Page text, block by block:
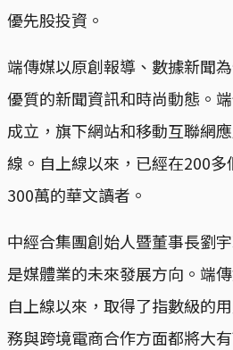
優先股投資。
端傳媒以原創報導、數據新聞
優質的新聞資訊和時尚動態。
成立，旗下網站和移動互聯網
線。自上線以來，已經在200
300萬的華文讀者。
中經合集團創始人暨董事長劉
是媒體業的未來發展方向。端
自上線以來，取得了指數級的
務與跨境電商合作方面都將大